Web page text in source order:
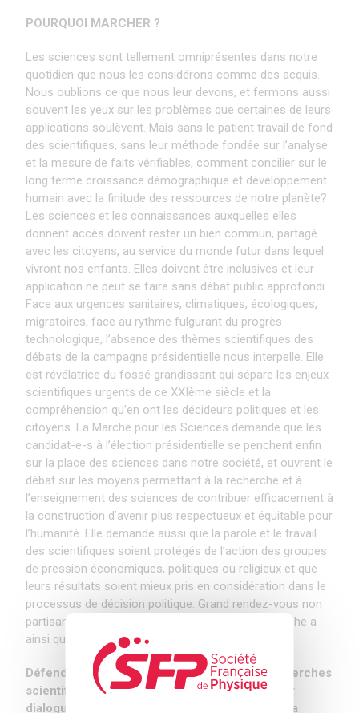
POURQUOI MARCHER ?
Les sciences sont tellement omniprésentes dans notre
quotidien que nous les considérons comme des acquis.
Nous oublions ce que nous leur devons, et fermons aussi
souvent les yeux sur les problèmes que certaines de leurs
applications soulèvent. Mais sans le patient travail de fond
des scientifiques, sans leur méthode fondée sur l’analyse
et la mesure de faits vérifiables, comment concilier sur le
long terme croissance démographique et développement
humain avec la finitude des ressources de notre planète?
Les sciences et les connaissances auxquelles elles
donnent accès doivent rester un bien commun, partagé
avec les citoyens, au service du monde futur dans lequel
vivront nos enfants. Elles doivent être inclusives et leur
application ne peut se faire sans débat public approfondi.
Face aux urgences sanitaires, climatiques, écologiques,
migratoires, face au rythme fulgurant du progrès
technologique, l’absence des thèmes scientifiques des
débats de la campagne présidentielle nous interpelle. Elle
est révélatrice du fossé grandissant qui sépare les enjeux
scientifiques urgents de ce XXIème siècle et la
compréhension qu’en ont les décideurs politiques et les
citoyens. La Marche pour les Sciences demande que les
candidat-e-s à l’élection présidentielle se penchent enfin
sur la place des sciences dans notre société, et ouvrent le
débat sur les moyens permettant à la recherche et à
l’enseignement des sciences de contribuer efficacement à
la construction d’avenir plus respectueux et équitable pour
l’humanité. Elle demande aussi que la parole et le travail
des scientifiques soient protégés de l’action des groupes
de pression économiques, politiques ou religieux et que
leurs résultats soient mieux pris en considération dans le
processus de décision politique. Grand rendez-vous non
partisan entre le public et ses scientifiques, la Marche a
ainsi quatre objectifs principaux :
Défendre l’indépendance et la liberté des recherches
scientifiques publiques Promouvoir un meilleur
dialogue entre sciences et société Renforcer la